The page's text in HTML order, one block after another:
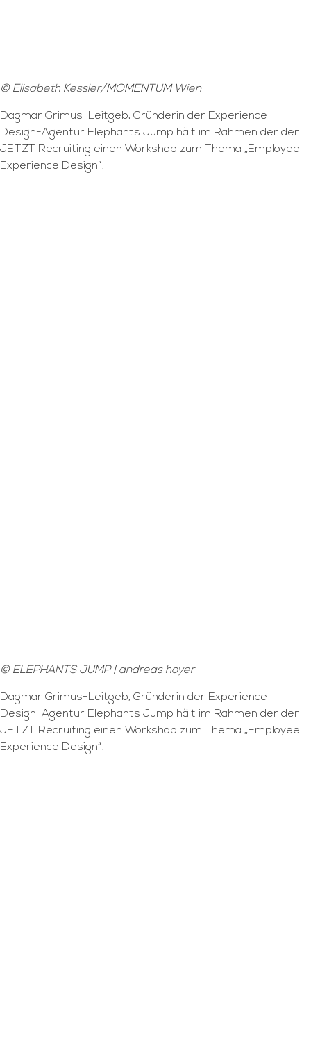
© Elisabeth Kessler/MOMENTUM Wien
Dagmar Grimus-Leitgeb, Gründerin der Experience
Design-Agentur Elephants Jump hält im Rahmen der der
JETZT Recruiting einen Workshop zum Thema „Employee
Experience Design“.
© ELEPHANTS JUMP | andreas hoyer
Dagmar Grimus-Leitgeb, Gründerin der Experience
Design-Agentur Elephants Jump hält im Rahmen der der
JETZT Recruiting einen Workshop zum Thema „Employee
Experience Design“.